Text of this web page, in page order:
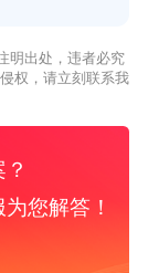
明出处，违者必究
权，请立刻联系我
您解答！